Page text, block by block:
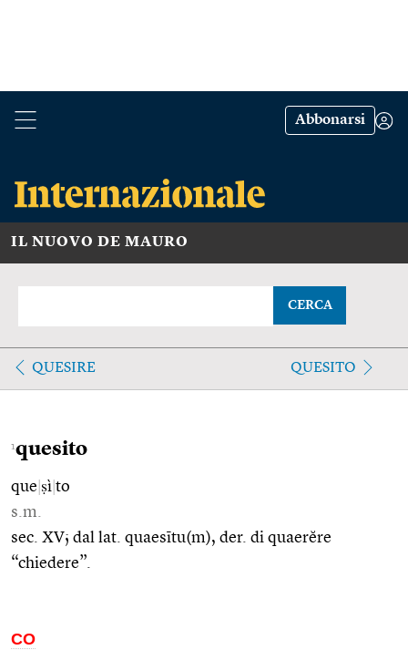
Abbonarsi
IL NUOVO DE MAURO
CERCA
QUESIRE QUESITO
1quesito
que ṣì to
s.m.
sec. XV; dal lat. quaesītu(m), der. di quaerĕre
“chiedere”.
CO